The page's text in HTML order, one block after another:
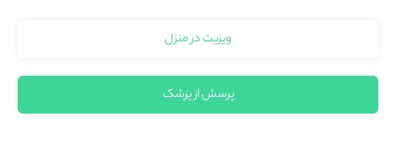
ویزیت در منزل
پرسش از پزشک